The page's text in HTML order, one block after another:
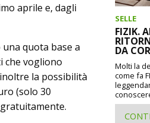
aprile e, dagli
quota base a
che vogliono
la possibilità
(solo 30
SELLE
FIZIK.
DA
Molti la
come fa